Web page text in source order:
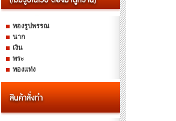
ทองรูปพรรณ
นาก
เงิน
พระ
ทองแท่ง